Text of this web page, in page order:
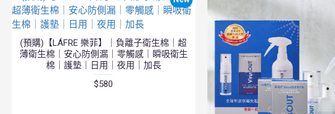
(預購)【LÁFRE 樂菲】｜負離子衛生棉｜超
薄衛生棉｜安心防側漏｜零觸感｜瞬吸衛生
棉｜護墊｜日用｜夜用｜加長
$580